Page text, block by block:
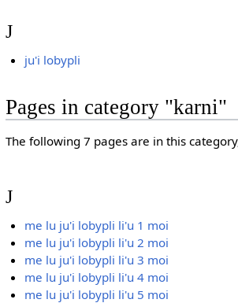
J
ju'i lobypli
Pages in category "karni"
The following 7 pages are in this
J
me lu ju'i lobypli li'u 1 moi
me lu ju'i lobypli li'u 2 moi
me lu ju'i lobypli li'u 3 moi
me lu ju'i lobypli li'u 4 moi
me lu ju'i lobypli li'u 5 moi